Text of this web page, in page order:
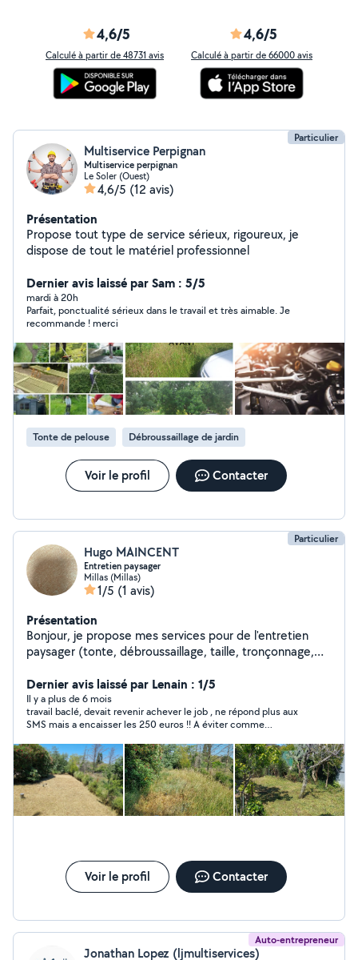
4,6/5
Calculé à partir de 48731 avis
4,6/5
Calculé à partir de 66000 avis
Particulier
Multiservice Perpignan
Multiservice perpignan
Le Soler (Ouest)
4,6/5 (12 avis)
Présentation
Propose tout type de service sérieux, rigoureux, je
dispose de tout le matériel professionnel
Dernier avis laissé par Sam : 5/5
mardi à 20h
Parfait, ponctualité sérieux dans le travail et très aimable. Je
recommande ! merci
Tonte de pelouse Débroussaillage de jardin
Voir le profil Contacter
Particulier
Hugo MAINCENT
Entretien paysager
Millas (Millas)
1/5 (1 avis)
Présentation
Bonjour, je propose mes services pour de l'entretien
paysager (tonte, débroussaillage, taille, tronçonnage,
contacter si vous avez des questions.
Dernier avis laissé par Lenain : 1/5
Il y a plus de 6 mois
travail baclé, devait revenir achever le job , ne répond plus aux
SMS mais a encaisser les 250 euros !! A éviter comme
nul somme tout !! et il y en a !!! soyez vigilants !!!!!
Voir le profil Contacter
Auto-entrepreneur
Jonathan Lopez (ljmultiservices)